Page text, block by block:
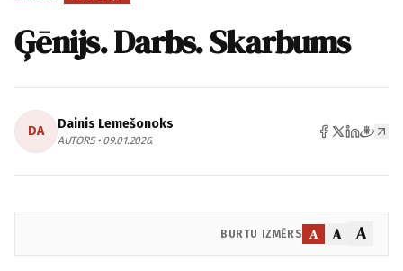
Ģēnijs. Darbs. Skarbums
DA Dainis Lemešonoks
AUTORS • 09.01.2026.
BURTU IZMĒRS A A A